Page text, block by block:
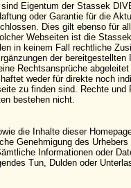
Eigentum der Stassek
oder Garantie für die
Dies gilt ebenso für
Webseiten ist die
in keinem Fall rechtliche
der
Rechtsansprüche
weder für direkte noch
zu finden sind. Rechte
bestehen nicht.
die Inhalte dieser
Genehmigung des
Informationen oder
Tun, Dulden oder